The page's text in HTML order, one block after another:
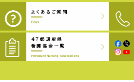
よくあるご質問
FAQs
47都道府県
看護協会一覧
Prefecture Nursing Associations